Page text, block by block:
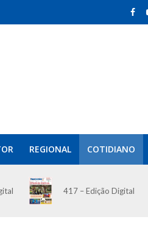
REGIONAL COTIDIANO
417 – Edição Digital